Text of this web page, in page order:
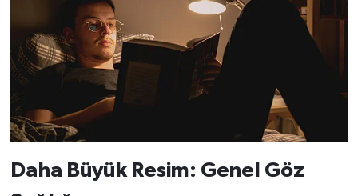
Daha Büyük Resim: Genel Göz